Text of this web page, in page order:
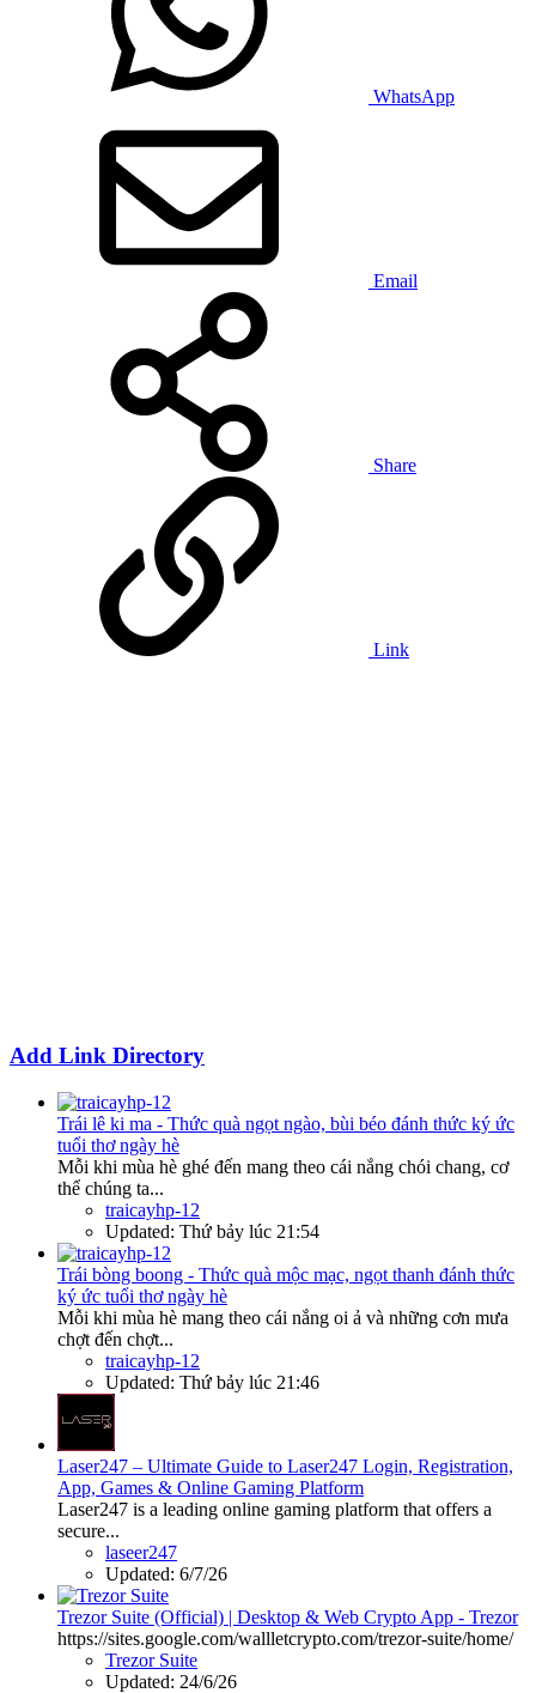
WhatsApp
Email
Share
Link
Add Link Directory
Trái lê ki ma - Thức quà ngọt ngào, bùi béo đánh thức ký ức
tuổi thơ ngày hè
Mỗi khi mùa hè ghé đến mang theo cái nắng chói chang, cơ
thể chúng ta...
traicayhp-12
Updated: Thứ bảy lúc 21:54
Trái bòng boong - Thức quà mộc mạc, ngọt thanh đánh thức
ký ức tuổi thơ ngày hè
Mỗi khi mùa hè mang theo cái nắng oi ả và những cơn mưa
chợt đến chợt...
traicayhp-12
Updated: Thứ bảy lúc 21:46
Laser247 – Ultimate Guide to Laser247 Login, Registration,
App, Games & Online Gaming Platform
Laser247 is a leading online gaming platform that offers a
secure...
laseer247
Updated: 6/7/26
Trezor Suite (Official) | Desktop & Web Crypto App - Trezor
https://sites.google.com/wallletcrypto.com/trezor-suite/home/
Trezor Suite
Updated: 24/6/26